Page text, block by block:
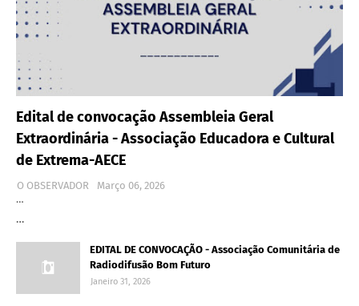
Edital de convocação Assembleia Geral
Extraordinária - Associação Educadora e Cultural
de Extrema-AECE
O OBSERVADOR
Março 06, 2026
…
…
EDITAL DE CONVOCAÇÃO - Associação Comunitária de
Radiodifusão Bom Futuro
Janeiro 31, 2026